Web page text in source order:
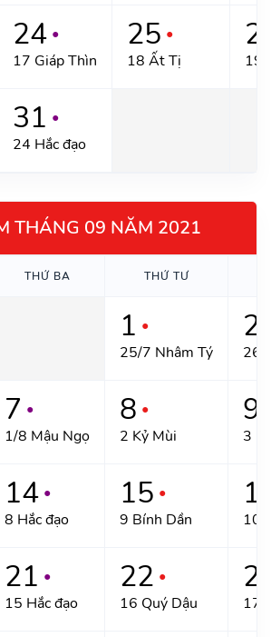
24 ●
17 Giáp Thìn
25 ●
18 Ất Tị 19
31 ●
24 Hắc đạo
THÁNG 09 NĂM 2021
THỨ BA THỨ TƯ
1 ●
25/7 Nhâm Tý
2
26
7 ●
1/8 Mậu Ngọ
8 ●
2 Kỷ Mùi
9
3
14 ●
8 Hắc đạo
15 ●
9 Bính Dần 10
21 ●
15 Hắc đạo
22 ●
16 Quý Dậu 17